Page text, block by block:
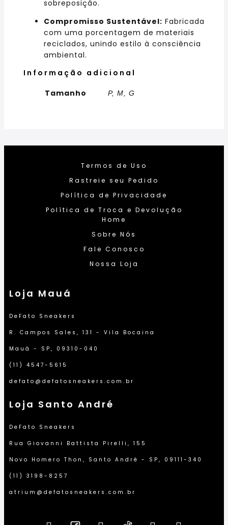
sobreposição.
Compromisso Sustentável: Fabricada
com uma porcentagem de materiais
reciclados, unindo estilo à consciência
ambiental.
Informação adicional
Tamanho P, M, G
Termos de Uso
Rastreie seu Pedido
Política de Privacidade
Política de Troca e Devolução
Home
Sobre Nós
Fale Conosco
Nossa Loja
Loja Mauá
DeFato Sneakers
R. Campos Sales, 131 - Vila Bocaina
Mauá - SP, 09310-040
(11) 4547-5615
defato@defatosneakers.com.br
Loja Santo André
DeFato Sneakers
Rua Giovanni Battista Pirelli, 155
Novo Homero Thon, Santo André - SP, 09111-340
(11) 3198-8257
atrium@defatosneakers.com.br